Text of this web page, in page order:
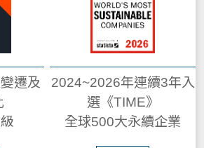
員會) 績效評估
執行情況
富邦人壽(香港)
富邦現代人壽
富邦銀行(香港)
富邦產險
越南富邦產險
遷及
2024~2026年連續3年入
選《TIME》
全球500大永續企業